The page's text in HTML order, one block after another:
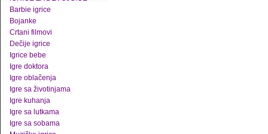
Barbie igrice
Bojanke
Crtani filmovi
Dečije igrice
Igrice bebe
Igre doktora
Igre oblačenja
Igre sa životinjama
Igre kuhanja
Igre sa lutkama
Igre sa sobama